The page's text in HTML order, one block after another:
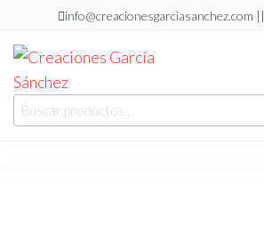
contenido
info@creacionesgarciasanchez.com ||
Creaciones
García
regalos
personalizados
por: